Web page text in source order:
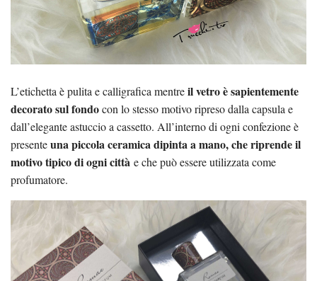
L’etichetta è pulita e calligrafica mentreil vetro è sapientemente
decorato sul fondocon lo stesso motivo ripreso dalla capsula e
dall’elegante astuccio a cassetto. All’interno di ogni confezione è
presenteuna piccola ceramica dipinta a mano, che riprende il
motivo tipico di ogni città e che può essere utilizzata come
profumatore.